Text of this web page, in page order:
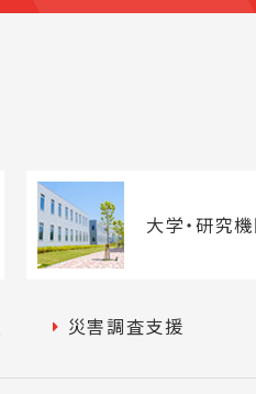
大学・研究
災害調査支援